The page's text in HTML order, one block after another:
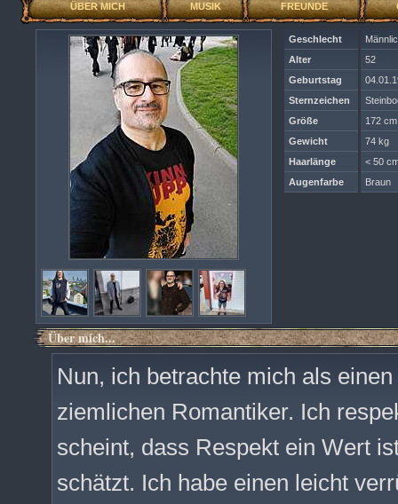
ÜBER MICH MUSIK FREUNDE
Geschlecht
Alter
52
Geburtstag
Sternzeichen
Größe
172 cm
Gewicht
74 kg
Haarlänge
< 50
Augenfarbe
Braun
Über mich...
Nun, ich betrachte mich als
ziemlichen Romantiker. Ich
scheint, dass Respekt ein Wert
schätzt. Ich habe einen leicht